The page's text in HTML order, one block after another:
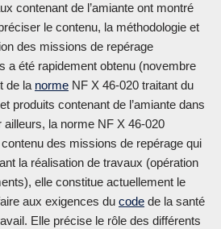
contenant de l’amiante ont montré
le contenu, la méthodologie et
des missions de repérage
a été rapidement obtenu (novembre
de la norme NF X 46-020 traitant du
produits contenant de l’amiante dans
la norme NF X 46-020
des missions de repérage qui
la réalisation de travaux (opération
elle constitue actuellement le
aux exigences du code de la santé
Elle précise le rôle des différents